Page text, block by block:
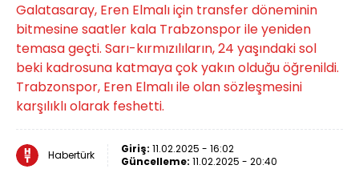
Galatasaray, Eren Elmalı için transfer döneminin
bitmesine saatler kala Trabzonspor ile yeniden
temasa geçti. Sarı-kırmızılıların, 24 yaşındaki sol
beki kadrosuna katmaya çok yakın olduğu öğrenildi.
Trabzonspor, Eren Elmalı ile olan sözleşmesini
karşılıklı olarak feshetti.
Habertürk Giriş: 11.02.2025 - 16:02
Güncelleme: 11.02.2025 - 20:40